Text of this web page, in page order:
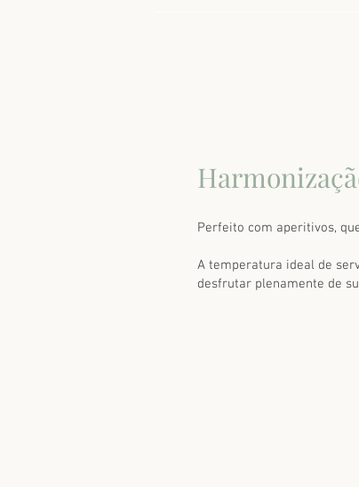
Perfeito com aperitivos,
A temperatura ideal de
desfrutar plenamente de